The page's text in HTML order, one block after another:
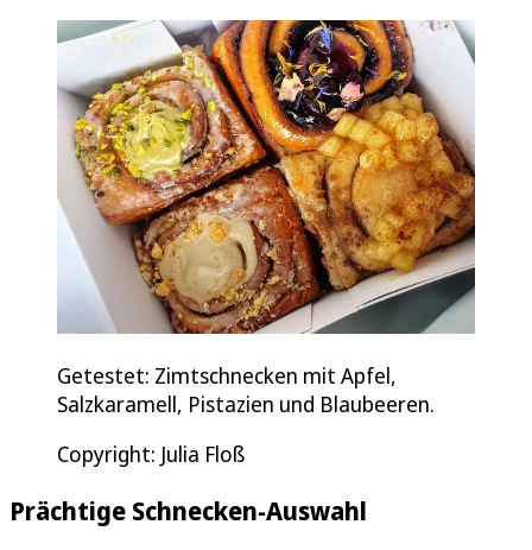
Getestet: Zimtschnecken mit Apfel,
Salzkaramell, Pistazien und Blaubeeren.
Copyright: Julia Floß
Prächtige Schnecken-Auswahl